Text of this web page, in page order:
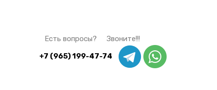
Есть вопросы? Звоните!!!
+7 (965) 199-47-74